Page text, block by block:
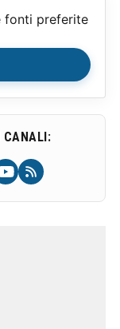
fonti preferite
CANALI: